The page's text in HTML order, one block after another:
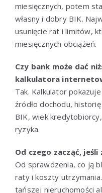
miesięcznych, potem
własny i dobry BIK.
usunięcie rat i limitów,
miesięcznych obciążeń.
Czy bank może dać
kalkulatora
Tak. Kalkulator
źródło dochodu,
BIK, wiek
ryzyka.
Od czego zacząć,
Od sprawdzenia, co ją
raty i koszty
tańszej nieruchomości